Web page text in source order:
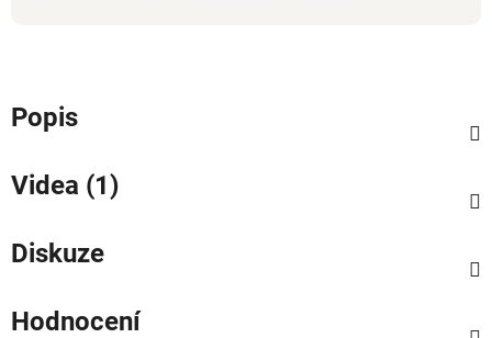
Popis
Videa (1)
Diskuze
Hodnocení